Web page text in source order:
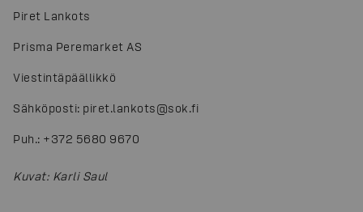
Piret Lankots
Prisma Peremarket AS
Viestintäpäällikkö
Sähköposti: piret.lankots@sok.fi
Puh.: +372 5680 9670
Kuvat: Karli Saul